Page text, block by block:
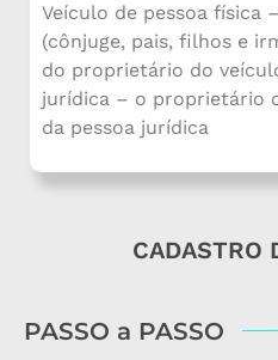
Veículo de pessoa física
(cônjuge, pais, filhos e
do proprietário do
jurídica – o proprietário
da pessoa jurídica
CADASTRO
PASSO a PASSO